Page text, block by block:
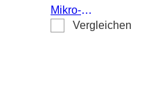
Stück/Beutel
Mikro-
Schraubröhre,
Vergleichen